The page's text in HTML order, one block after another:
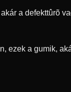
a defekttûrõ
ezek a gumik,